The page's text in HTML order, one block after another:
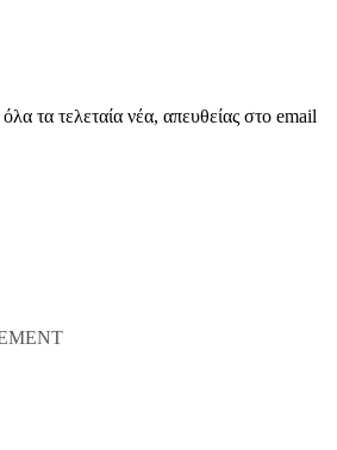
τα τελεταία νέα, απευθείας στο email